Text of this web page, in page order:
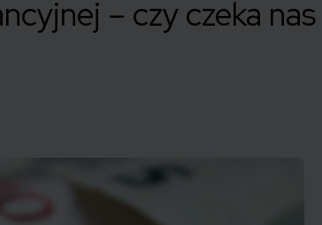
– czy czeka nas